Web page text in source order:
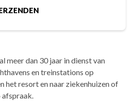
meer dan 30 jaar in dienst van
en treinstations op
het resort en naar ziekenhuizen of
afspraak.